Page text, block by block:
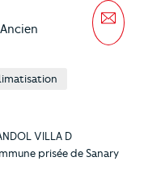
VILLA D
prisée de Sanary